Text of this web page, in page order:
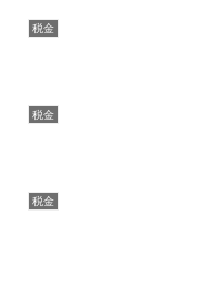
税金
税金
税金